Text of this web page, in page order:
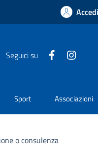
Seguici su Facebook
Sport Associazioni
o consulenza